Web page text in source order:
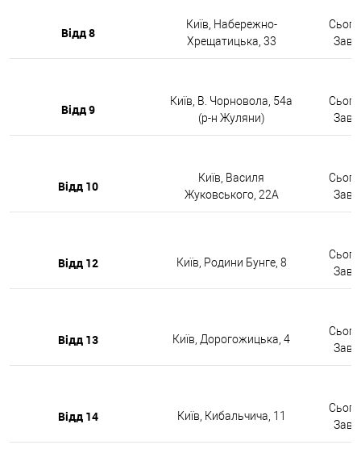
Відд 8
Київ, Набережно-
Хрещатицька, 33
Відд 9
Київ, В. Чорновола, 54а
(р-н Жуляни)
Відд 10
Київ, Василя
Жуковського, 22А
Відд 12 Київ, Родини Бунге, 8
Відд 13 Київ, Дорогожицька, 4
Відд 14 Київ, Кибальчича, 11